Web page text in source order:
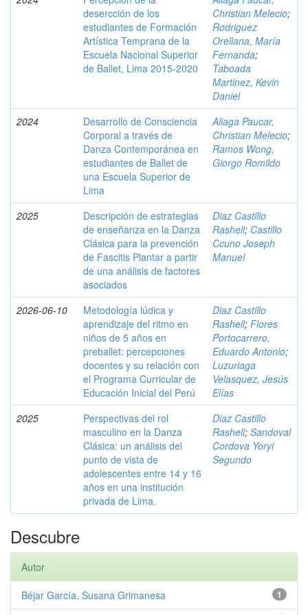
desercción de los
estudiantes de Formación
Artística Temprana de la
Escuela Nacional Superior
de Ballet, Lima 2015-2020
Christian Melecio;
Rodriguez
Orellana, María
Fernanda;
Taboada
Martinez, Kevin
Daniel
2024
Desarrollo de Consciencia
Corporal a través de
Danza Contemporánea en
estudiantes de Ballet de
una Escuela Superior de
Lima
Aliaga Paucar,
Christian Melecio;
Ramos Wong,
Giorgo Romildo
2025
Descripción de estrategias
de enseñanza en la Danza
Clásica para la prevención
de Fascitis Plantar a partir
de una análisis de factores
asociados
Diaz Castillo
Rashell; Castillo
Ccuno Joseph
Manuel
2026-06-10
Metodología lúdica y
aprendizaje del ritmo en
niños de 5 años en
preballet: percepciones
docentes y su relación con
el Programa Curricular de
Educación Inicial del Perú
Diaz Castillo
Rashell; Flores
Portocarrero,
Eduardo Antonio;
Luzuriaga
Velasquez, Jesús
Elías
2025
Perspectivas del rol
masculino en la Danza
Clásica: un análisis del
punto de vista de
adolescentes entre 14 y 16
años en una institución
privada de Lima.
Diaz Castillo
Rashell; Sandoval
Cordova Yoryi
Segundo
Descubre
Autor
1
Béjar García, Susana Grimanesa